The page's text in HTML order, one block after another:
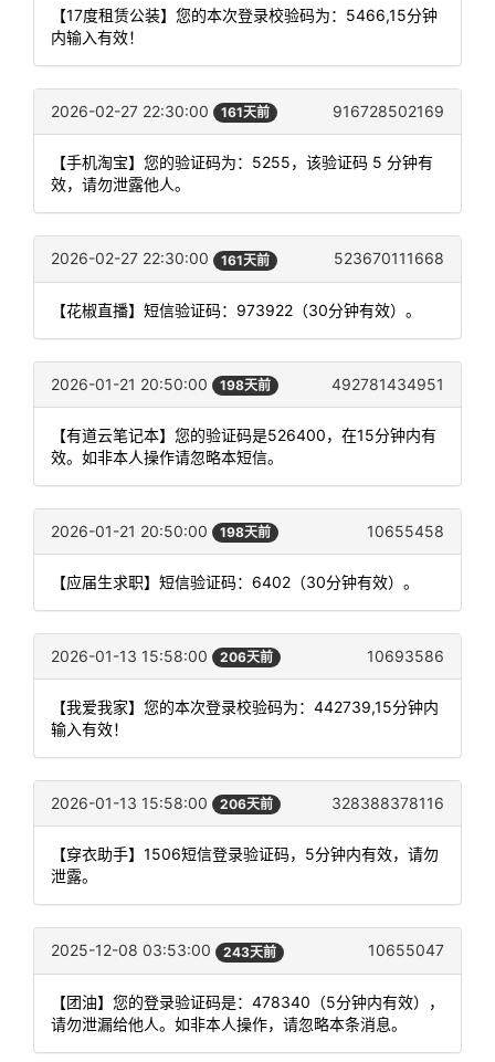
【17度租赁公装】您的本次登录校验码为：5466,15分钟
内输入有效！
2026-02-27 22:30:00 161天前 916728502169
【手机淘宝】您的验证码为：5255，该验证码 5 分钟有
效，请勿泄露他人。
2026-02-27 22:30:00 161天前 523670111668
【花椒直播】短信验证码：973922（30分钟有效）。
2026-01-21 20:50:00 198天前 492781434951
【有道云笔记本】您的验证码是526400，在15分钟内有
效。如非本人操作请忽略本短信。
2026-01-21 20:50:00 198天前 10655458
【应届生求职】短信验证码：6402（30分钟有效）。
2026-01-13 15:58:00 206天前 10693586
【我爱我家】您的本次登录校验码为：442739,15分钟内
输入有效！
2026-01-13 15:58:00 206天前 328388378116
【穿衣助手】1506短信登录验证码，5分钟内有效，请勿
泄露。
2025-12-08 03:53:00 243天前 10655047
【团油】您的登录验证码是：478340（5分钟内有效），
请勿泄漏给他人。如非本人操作，请忽略本条消息。